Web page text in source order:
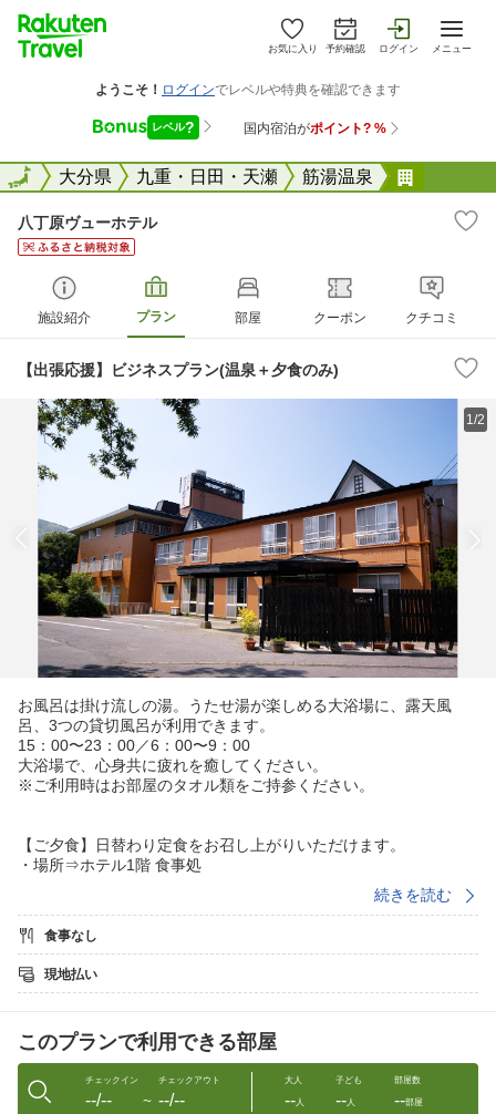
お気に入り 予約確認 ログイン メニュー
全国大分県 九重・日田・天瀬 筋湯温泉
全国
八丁原ヴューホテル
施設紹介 プラン 部屋 クーポン クチコミ
【出張応援】ビジネスプラン(温泉＋夕食のみ)
1/2
お風呂は掛け流しの湯。うたせ湯が楽しめる大浴場に、露天風
呂、3つの貸切風呂が利用できます。
15：00〜23：00／6：00〜9：00
大浴場で、心身共に疲れを癒してください。
※ご利用時はお部屋のタオル類をご持参ください。
【ご夕食】日替わり定食をお召し上がりいただけます。
・場所⇒ホテル1階 食事処
【お弁当】
・ご希望の方にはお弁当をご用意します。
・別途550円です。
※洗剤等はご持参ください。
※冷房をご利用の方は別途５5０円いただきます。
※Wi-Fi対応の部屋も御座います。
続きを読む
食事なし
現地払い
このプランで利用できる部屋
チェックイン
--/-- 〜
チェックアウト
--/--
大人
--人
子ども
--人
部屋数
--部屋